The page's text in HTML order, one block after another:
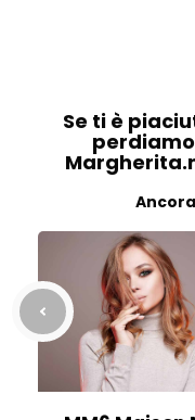
Se ti è